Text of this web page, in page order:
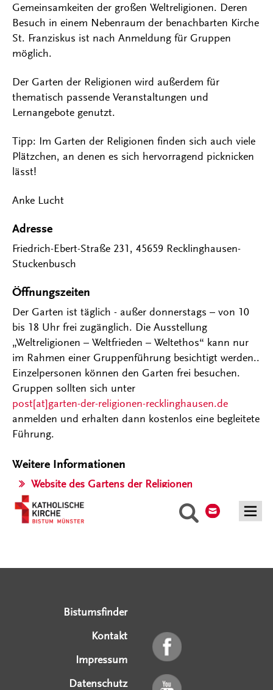
Suche
Gemeinsamkeiten der großen Weltreligionen. Deren
Besuch in einem Nebenraum der benachbarten Kirche
St. Franziskus ist nach Anmeldung für Gruppen
möglich.
Der Garten der Religionen wird außerdem für
thematisch passende Veranstaltungen und
Lernangebote genutzt.
Tipp: Im Garten der Religionen finden sich auch viele
Plätzchen, an denen es sich hervorragend picknicken
lässt!
Anke Lucht
Adresse
Friedrich-Ebert-Straße 231, 45659 Recklinghausen-
Stuckenbusch
Öffnungszeiten
Der Garten ist täglich - außer donnerstags – von 10
bis 18 Uhr frei zugänglich. Die Ausstellung
„Weltreligionen – Weltfrieden – Weltethos“ kann nur
im Rahmen einer Gruppenführung besichtigt werden..
Einzelpersonen können den Garten frei besuchen.
Gruppen sollten sich unter
post[at]garten-der-religionen-recklinghausen.de
anmelden und erhalten dann kostenlos eine begleitete
Führung.
Weitere Informationen
Website des Gartens der Religionen
Bistumsfinder
Kontakt
Impressum
Datenschutz